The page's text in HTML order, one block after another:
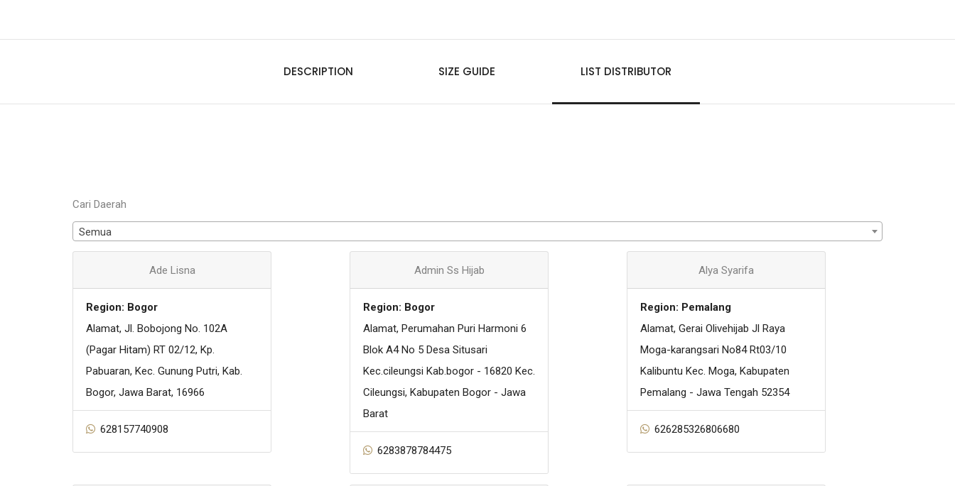
DESCRIPTION SIZE GUIDE LIST DISTRIBUTOR
Cari Daerah
Semua
Ade Lisna
Region: Bogor
Alamat, Jl. Bobojong No. 102A
(Pagar Hitam) RT 02/12, Kp.
Pabuaran, Kec. Gunung Putri, Kab.
Bogor, Jawa Barat, 16966
628157740908
Admin Ss Hijab
Region: Bogor
Alamat, Perumahan Puri Harmoni 6
Blok A4 No 5 Desa Situsari
Kec.cileungsi Kab.bogor - 16820 Kec.
Cileungsi, Kabupaten Bogor - Jawa
Barat
6283878784475
Alya Syarifa
Region: Pemalang
Alamat, Gerai Olivehijab Jl Raya
Moga-karangsari No84 Rt03/10
Kalibuntu Kec. Moga, Kabupaten
Pemalang - Jawa Tengah 52354
626285326806680